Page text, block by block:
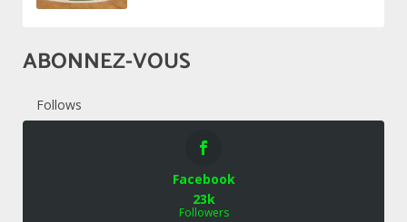
ABONNEZ-VOUS
Follows
Facebook
23k
Followers